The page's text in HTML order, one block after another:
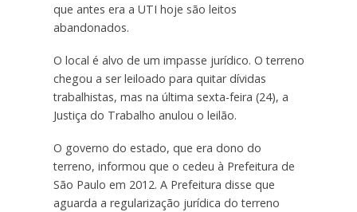
que antes era a UTI hoje são leitos
abandonados.
O local é alvo de um impasse jurídico. O terreno
chegou a ser leiloado para quitar dívidas
trabalhistas, mas na última sexta-feira (24), a
Justiça do Trabalho anulou o leilão.
O governo do estado, que era dono do
terreno, informou que o cedeu à Prefeitura de
São Paulo em 2012. A Prefeitura disse que
aguarda a regularização jurídica do terreno